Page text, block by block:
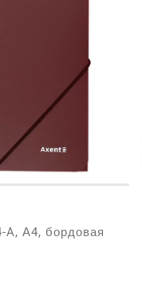
A, А4, бордовая